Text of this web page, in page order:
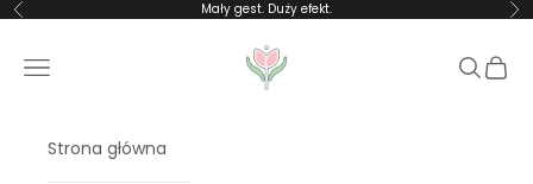
Przejdź do treści
Poprzednie Mały gest. Duży efekt.
Rosalia Blooms
Menu Szukaj
Strona główna